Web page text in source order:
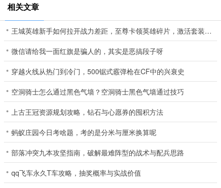
相关文章
王城英雄新手如何拉开战力差距，至尊卡领英雄碎片，激活套装属性是关键
微信请给我一面红旗是骗人的，其实是恶搞段子呀
穿越火线从热门到冷门，500锯式霰弹枪在CF中的兴衰史
空洞骑士怎么通过黑色气墙？空洞骑士黑色气墙通过技巧
上古王冠资源规划攻略，钻石与心愿券的囤积方法
蚂蚁庄园今日考啥题，考的是分米与厘米换算呢
部落冲突九本攻坚指南，破解最难阵型的战术与配兵思路
qq飞车永久T车攻略，抽奖概率与实战价值